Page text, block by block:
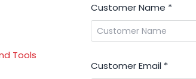
Tools
Customer Name *
Customer Email *